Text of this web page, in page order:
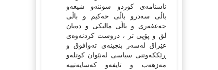
ناسنامەی کوردو سوننەو شیعەو
باڵی سەدرو باڵی حەکیم و باڵی
جەعفەری و باڵی مالیکی و دەیان
لق و پۆپی تر ، دروست کردنەوەی
عێراق لەسەر بنچینەی تەوافوق و
ڕێککەوتنی سیاسی لەنێوان کوتلەو
مەزهەب و تایفەو کەسایەتییە